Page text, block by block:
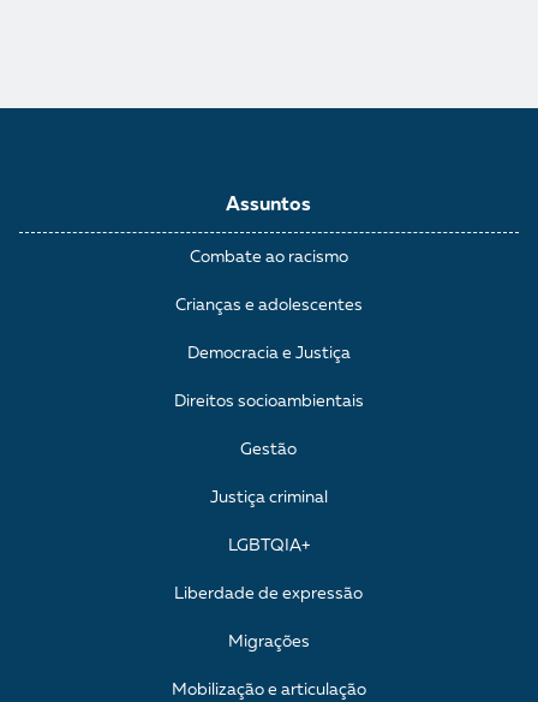
Assuntos
Combate ao racismo
Crianças e adolescentes
Democracia e Justiça
Direitos socioambientais
Gestão
Justiça criminal
LGBTQIA+
Liberdade de expressão
Migrações
Mobilização e articulação